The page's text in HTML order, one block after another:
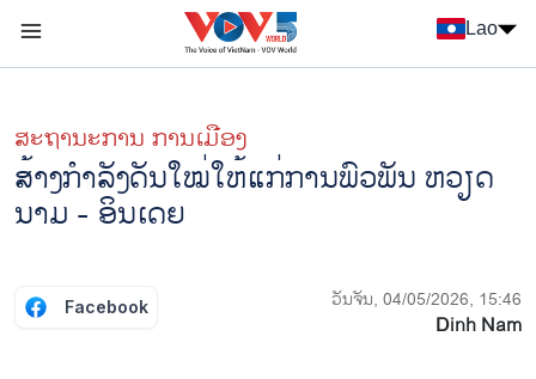
Lao
ສະຖານະການ ການເມືອງ
ສ້າງກຳ​ລັງ​ດັນ​ໃໝ່​ໃຫ້​ແກ່​ການ​ພົວ​ພັນ ຫວຽດ​
ນາມ - ອິນ​ເດຍ
Facebook ວັນຈັນ, 04/05/2026, 15:46
Dinh Nam